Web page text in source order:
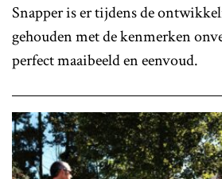
Snapper is er tijdens de
gehouden met de kenmerken
perfect maaibeeld en eenvoud.